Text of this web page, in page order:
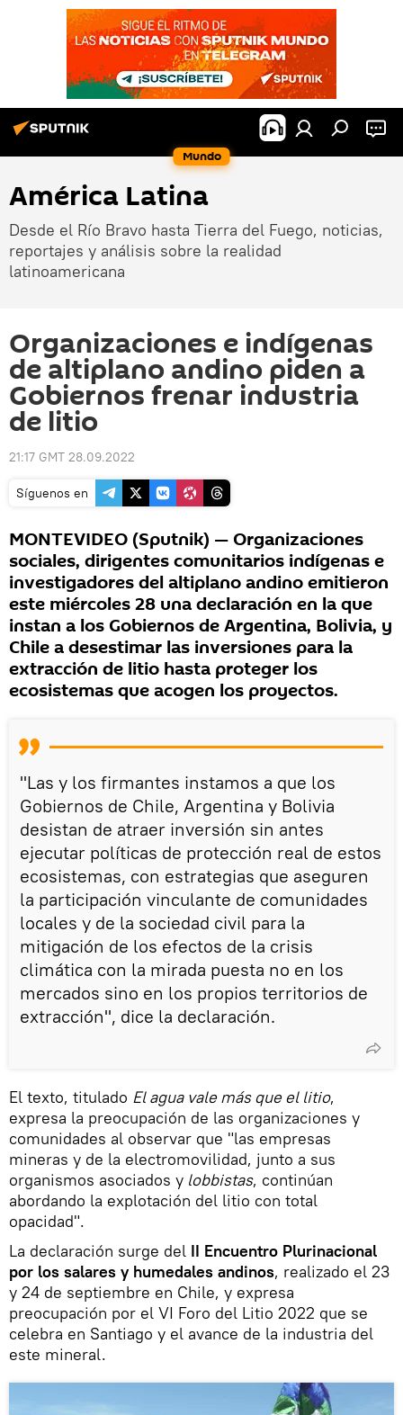
Mundo
América Latina
Desde el Río Bravo hasta Tierra del Fuego, noticias,
reportajes y análisis sobre la realidad
latinoamericana
Organizaciones e indígenas
de altiplano andino piden a
Gobiernos frenar industria
de litio
21:17 GMT 28.09.2022
Síguenos en
MONTEVIDEO (Sputnik) — Organizaciones
sociales, dirigentes comunitarios indígenas e
investigadores del altiplano andino emitieron
este miércoles 28 una declaración en la que
instan a los Gobiernos de Argentina, Bolivia, y
Chile a desestimar las inversiones para la
extracción de litio hasta proteger los
ecosistemas que acogen los proyectos.
"Las y los firmantes instamos a que los
Gobiernos de Chile, Argentina y Bolivia
desistan de atraer inversión sin antes
ejecutar políticas de protección real de estos
ecosistemas, con estrategias que aseguren
la participación vinculante de comunidades
locales y de la sociedad civil para la
mitigación de los efectos de la crisis
climática con la mirada puesta no en los
mercados sino en los propios territorios de
extracción", dice la declaración.
El texto, titulado El agua vale más que el litio,
expresa la preocupación de las organizaciones y
comunidades al observar que "las empresas
mineras y de la electromovilidad, junto a sus
organismos asociados y lobbistas, continúan
abordando la explotación del litio con total
opacidad".
La declaración surge del II Encuentro Plurinacional
por los salares y humedales andinos, realizado el 23
y 24 de septiembre en Chile, y expresa
preocupación por el VI Foro del Litio 2022 que se
celebra en Santiago y el avance de la industria del
este mineral.